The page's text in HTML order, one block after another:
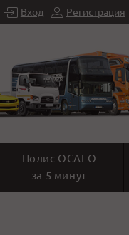
Вход Регистрация
Полис ОСАГО
за 5 минут